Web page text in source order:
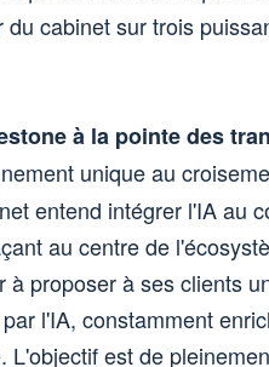
cabinet sur trois
à la pointe des
unique au
entend intégrer l'IA au
au centre de
à proposer à ses clients
l'IA, constamment
L'objectif est de